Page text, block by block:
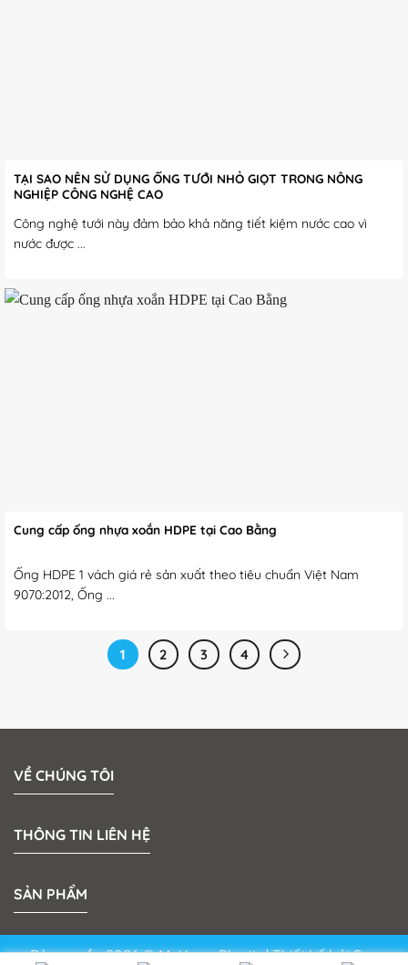
TẠI SAO NÊN SỬ DỤNG ỐNG TƯỚI NHỎ GIỌT TRONG NÔNG
NGHIỆP CÔNG NGHỆ CAO
Công nghệ tưới này đảm bảo khả năng tiết kiệm nước cao vì
nước được ...
Cung cấp ống nhựa xoắn HDPE tại Cao Bằng
Ống HDPE 1 vách giá rẻ sản xuất theo tiêu chuẩn Việt Nam
9070:2012, Ống ...
1 2 3 4
VỀ CHÚNG TÔI
THÔNG TIN LIÊN HỆ
SẢN PHẨM
Bản quyền 2026 © MeKong Plastic | Thiết kế bởiSun